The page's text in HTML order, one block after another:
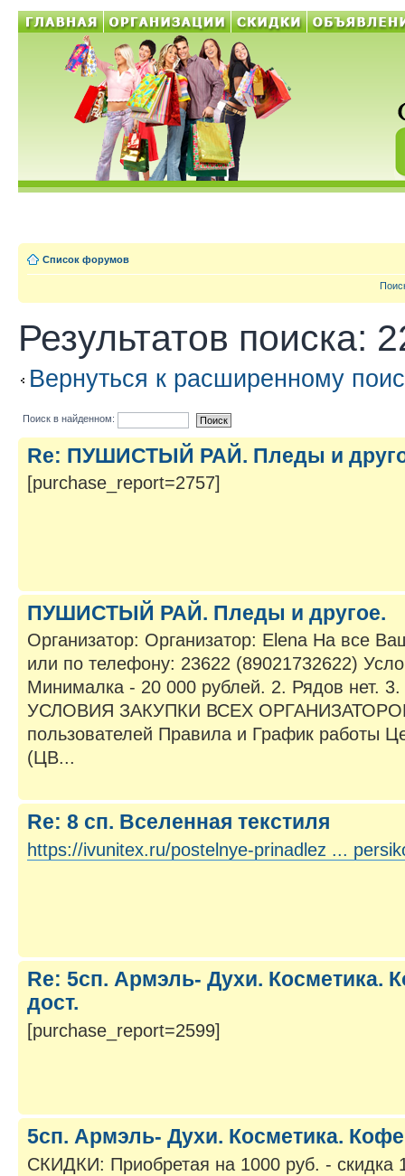
Список форумов
Результатов поиска:
Вернуться к расширенному
Поиск в найденном:
Re: ПУШИСТЫЙ РАЙ. Пледы и
[purchase_report=2757]
ПУШИСТЫЙ РАЙ. Пледы и другое.
Организатор: Организатор: Elena На все
или по телефону: 23622 (89021732622)
Минималка - 20 000 рублей. 2. Рядов нет.
УСЛОВИЯ ЗАКУПКИ ВСЕХ
пользователей Правила и График работы
(ЦВ...
Re: 8 сп. Вселенная текстиля
https://ivunitex.ru/postelnye-prinadlez ...
Re: 5сп. Армэль- Духи. Косметика.
дост.
[purchase_report=2599]
5сп. Армэль- Духи. Косметика.
СКИДКИ: Приобретая на 1000 руб. - скидка